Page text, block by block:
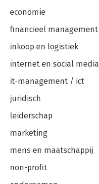
economie
financieel management
inkoop en logistiek
internet en social media
it-management / ict
juridisch
leiderschap
marketing
mens en maatschappij
non-profit